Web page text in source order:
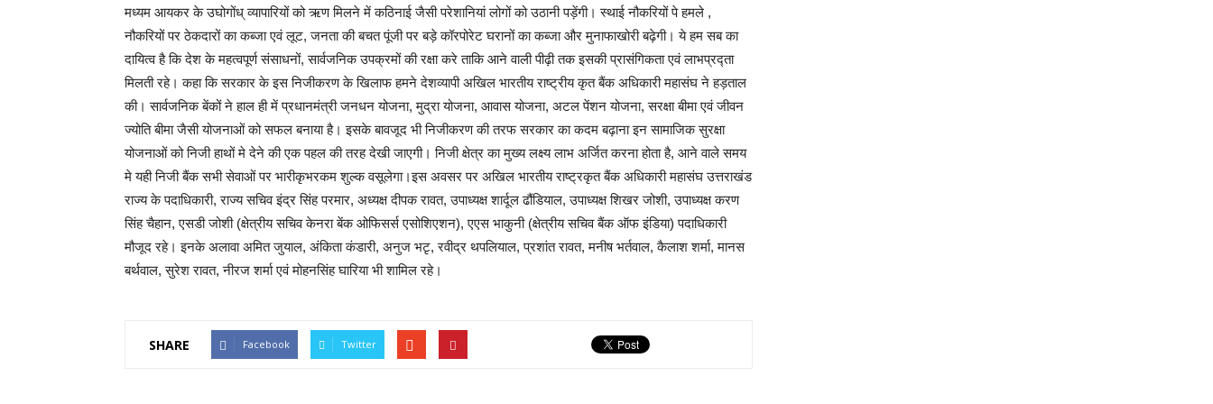
मध्यम आयकर के उघोगोंध् व्यापारियों को ऋण मिलने में कठिनाई जैसी परेशानियां लोगों को उठानी पड़ेंगी। स्थाई नौकरियों पे हमले ,
नौकरियों पर ठेकदारों का कब्जा एवं लूट, जनता की बचत पूंजी पर बड़े कॉरपोरेट घरानों का कब्जा और मुनाफाखोरी बढ़ेगी। ये हम सब का
दायित्व है कि देश के महत्वपूर्ण संसाधनों, सार्वजनिक उपक्रमों की रक्षा करे ताकि आने वाली पीढ़ी तक इसकी प्रासंगिकता एवं लाभप्रद्ता
मिलती रहे। कहा कि सरकार के इस निजीकरण के खिलाफ हमने देशव्यापी अखिल भारतीय राष्ट्रीय कृत बैंक अधिकारी महासंघ ने हड़ताल
की। सार्वजनिक बेंकों ने हाल ही में प्रधानमंत्री जनधन योजना, मुद्रा योजना, आवास योजना, अटल पेंशन योजना, सरक्षा बीमा एवं जीवन
ज्योति बीमा जैसी योजनाओं को सफल बनाया है। इसके बावजूद भी निजीकरण की तरफ सरकार का कदम बढ़ाना इन सामाजिक सुरक्षा
योजनाओं को निजी हाथों मे देने की एक पहल की तरह देखी जाएगी। निजी क्षेत्र का मुख्य लक्ष्य लाभ अर्जित करना होता है, आने वाले समय
मे यही निजी बैंक सभी सेवाओं पर भारीकृभरकम शुल्क वसूलेगा।इस अवसर पर अखिल भारतीय राष्ट्रकृत बैंक अधिकारी महासंघ उत्तराखंड
राज्य के पदाधिकारी, राज्य सचिव इंद्र सिंह परमार, अध्यक्ष दीपक रावत, उपाध्यक्ष शार्दूल ढौंडियाल, उपाध्यक्ष शिखर जोशी, उपाध्यक्ष करण
सिंह चैहान, एसडी जोशी (क्षेत्रीय सचिव केनरा बेंक ओफिसर्स एसोशिएशन), एएस भाकुनी (क्षेत्रीय सचिव बैंक ऑफ इंडिया) पदाधिकारी
मौजूद रहे। इनके अलावा अमित जुयाल, अंकिता कंडारी, अनुज भटृ, रवीद्र थपलियाल, प्रशांत रावत, मनीष भर्तवाल, कैलाश शर्मा, मानस
बर्थवाल, सुरेश रावत, नीरज शर्मा एवं मोहनसिंह घारिया भी शामिल रहे।
SHARE Facebook Twitter